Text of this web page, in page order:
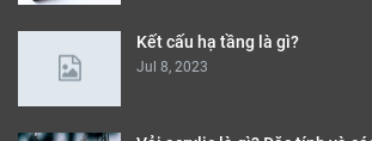
Kết cấu hạ tầng là gì?
Jul 8, 2023